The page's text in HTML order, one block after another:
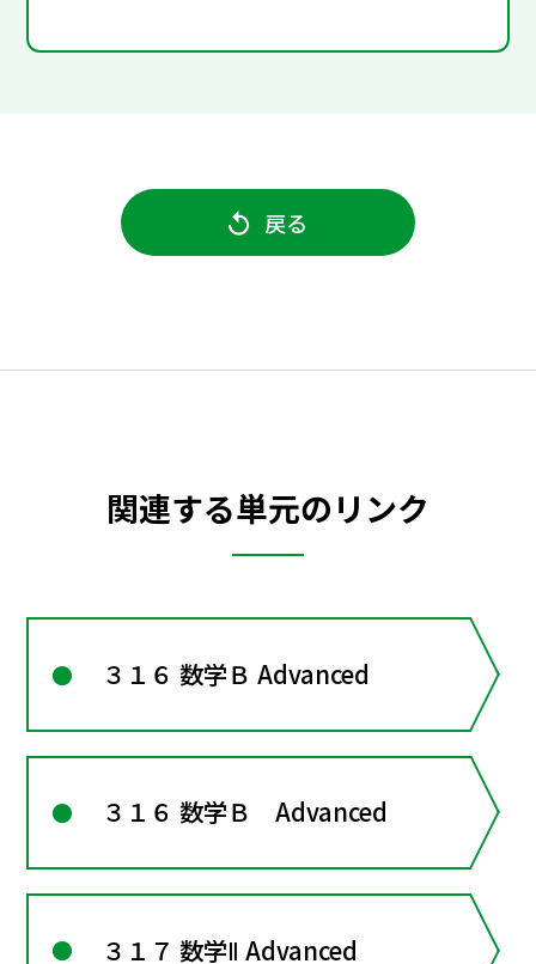
戻る
関連する単元のリンク
３１６ 数学Ｂ Advanced
３１６ 数学Ｂ Advanced
３１７ 数学Ⅱ Advanced